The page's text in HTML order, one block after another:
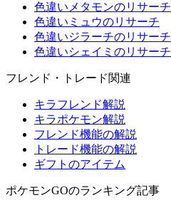
色違いメタモンのリサーチ
色違いミュウのリサーチ
色違いジラーチのリサーチ
色違いシェイミのリサーチ
フレンド・トレード関連
キラフレンド解説
キラポケモン解説
フレンド機能の解説
トレード機能の解説
ギフトのアイテム
ポケモンGOのランキング記事